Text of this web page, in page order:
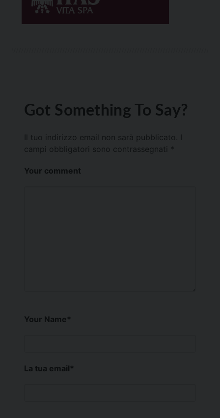
Got Something To Say?
Il tuo indirizzo email non sarà pubblicato.
campi obbligatori sono contrassegnati *
Your comment
Your Name*
La tua email*